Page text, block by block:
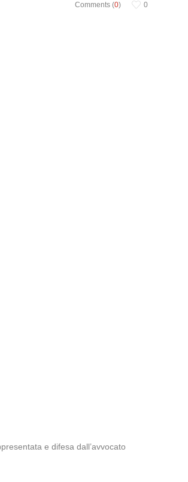
Comments (0) 0
e difesa dall’avvocato